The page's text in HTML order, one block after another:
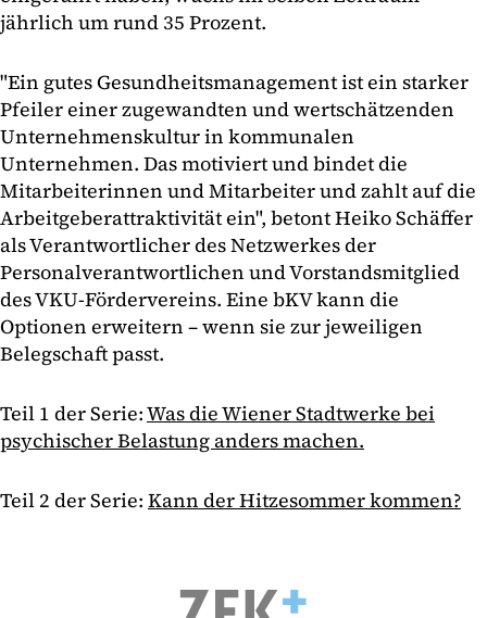
jährlich um rund 35 Prozent.
"Ein gutes Gesundheitsmanagement ist ein starker
Pfeiler einer zugewandten und wertschätzenden
Unternehmenskultur in kommunalen
Unternehmen. Das motiviert und bindet die
Mitarbeiterinnen und Mitarbeiter und zahlt auf die
Arbeitgeberattraktivität ein", betont Heiko Schäffer
als Verantwortlicher des Netzwerkes der
Personalverantwortlichen und Vorstandsmitglied
des VKU-Fördervereins. Eine bKV kann die
Optionen erweitern – wenn sie zur jeweiligen
Belegschaft passt.
Teil 1 der Serie:Was die Wiener Stadtwerke bei
psychischer Belastung anders machen.
Teil 2 der Serie: Kann der Hitzesommer kommen?